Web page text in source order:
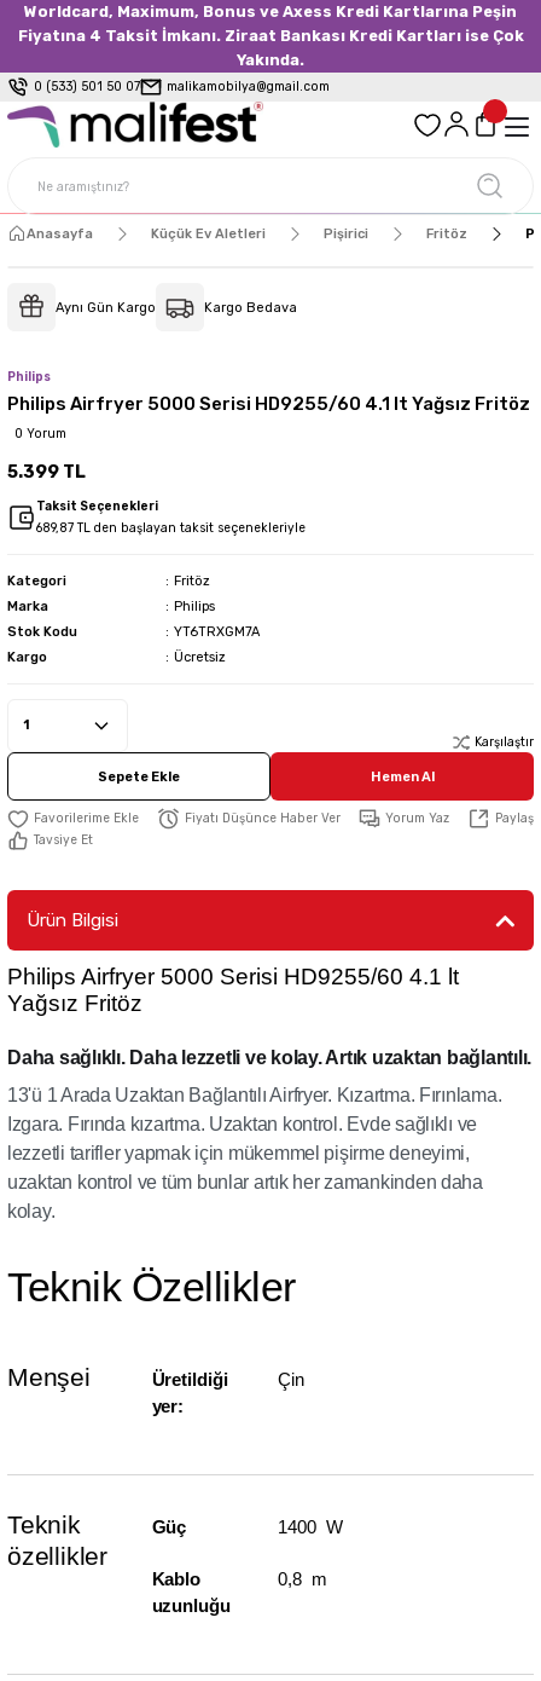
Worldcard, Maximum, Bonus ve Axess Kredi Kartlarına Peşin
Fiyatına 4 Taksit İmkanı. Ziraat Bankası Kredi Kartları ise Çok
Yakında.
0 (533) 501 50 07 malikamobilya@gmail.com
Anasayfa Küçük Ev Aletleri Pişirici Fritöz
Aynı Gün Kargo Kargo Bedava
Philips
Philips Airfryer 5000 Serisi HD9255/60 4.1 lt Yağsız Fritöz
0 Yorum
5.399 TL
Taksit Seçenekleri
689,87 TL den başlayan taksit seçenekleriyle
Kategori
Fritöz
Marka
Philips
Stok Kodu
YT6TRXGM7A
Kargo
Ücretsiz
Karşılaştır
Sepete Ekle Hemen Al
Fiyatı Düşünce Haber Ver Yorum Yaz
Paylaş
Tavsiye Et
Ürün Bilgisi
Philips Airfryer 5000 Serisi HD9255/60 4.1 lt
Yağsız Fritöz
Daha sağlıklı. Daha lezzetli ve kolay. Artık uzaktan bağlantılı.
13'ü 1 Arada Uzaktan Bağlantılı Airfryer. Kızartma. Fırınlama.
Izgara. Fırında kızartma. Uzaktan kontrol. Evde sağlıklı ve
lezzetli tarifler yapmak için mükemmel pişirme deneyimi,
uzaktan kontrol ve tüm bunlar artık her zamankinden daha
kolay.
Teknik Özellikler
Menşei
Üretildiği
yer:
Çin
Teknik
özellikler
Güç 1400 W
Kablo
uzunluğu
0,8 m